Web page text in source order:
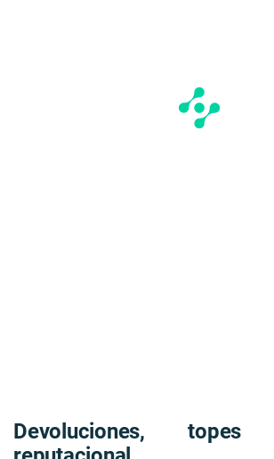
Devoluciones,